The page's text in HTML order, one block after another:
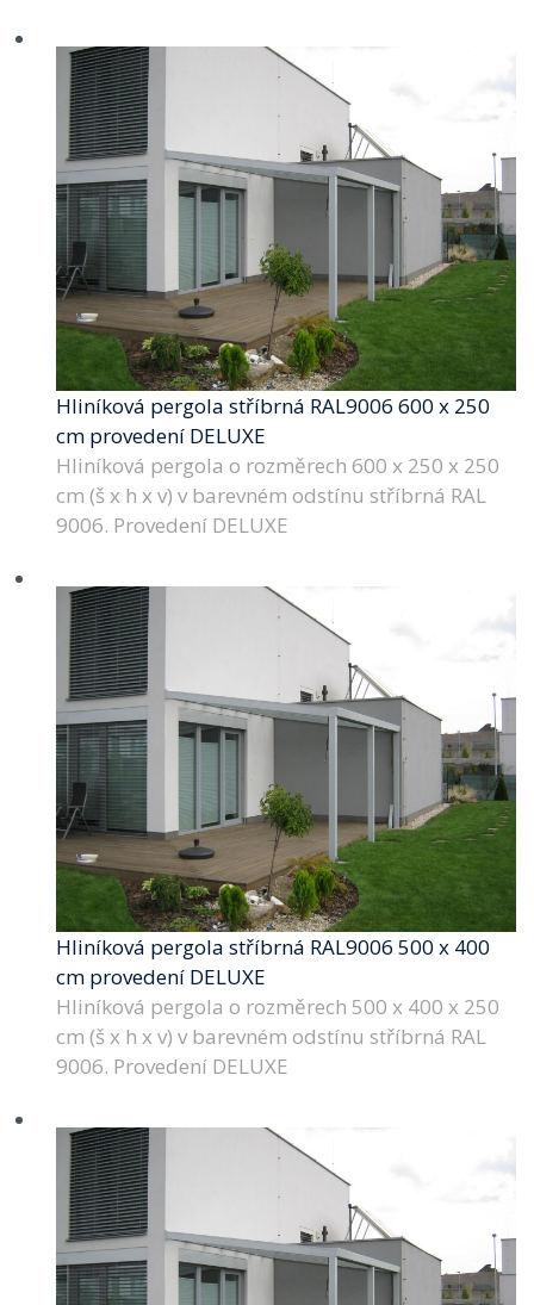
Hliníková pergola stříbrná RAL9006 600 x 250
cm provedení DELUXE
Hliníková pergola o rozměrech 600 x 250 x 250
cm (š x h x v) v barevném odstínu stříbrná RAL
9006. Provedení DELUXE
Hliníková pergola stříbrná RAL9006 500 x 400
cm provedení DELUXE
Hliníková pergola o rozměrech 500 x 400 x 250
cm (š x h x v) v barevném odstínu stříbrná RAL
9006. Provedení DELUXE